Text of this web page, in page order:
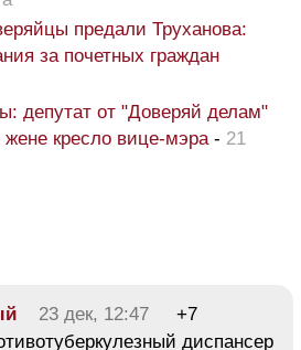
предали Труханова:
за почетных граждан
депутат от "Доверяй делам"
жене кресло вице-мэра - 21
23 дек, 12:47
+7
диспансер